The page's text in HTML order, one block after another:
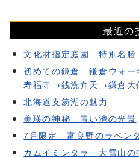
最近の
文化財指定庭園 特別名
初めての鎌倉 鎌倉ウォ
寿福寺→銭洗弁天→鎌倉大
北海道支笏湖の魅力
美瑛の神秘 青い池の光景
7月限定 富良野のラベン
カムイミンタラ 大雪山の